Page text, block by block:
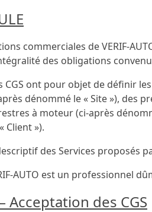
commerciales de VERIF-
des obligations
CGS ont pour objet de définir
dénommé le « Site »), des
à moteur (ci-après
Client »).
des Services proposés
AUTO est un professionnel
Acceptation des CGS